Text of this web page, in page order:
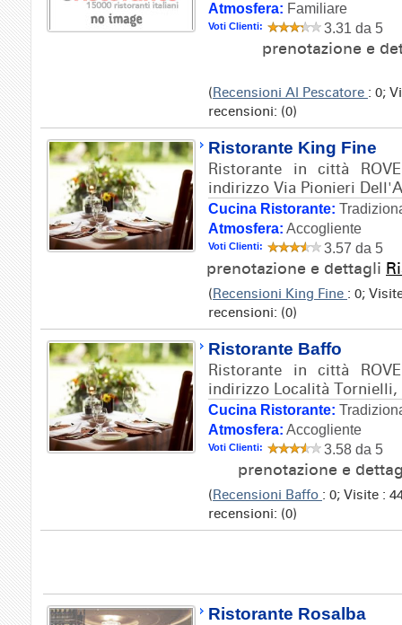
Atmosfera: Familiare
Voti Clienti: 3.31 da 5
prenotazione e
(Recensioni Al Pescatore : 0;
recensioni: (0)
Ristorante King Fine
Ristorante in città
indirizzo Via Pionieri
Cucina Ristorante:
Atmosfera: Accogliente
Voti Clienti: 3.57 da 5
prenotazione e dettagli
(Recensioni King Fine : 0;
recensioni: (0)
Ristorante Baffo
Ristorante in città
indirizzo Località Tornielli,
Cucina Ristorante:
Atmosfera: Accogliente
Voti Clienti: 3.58 da 5
prenotazione e
(Recensioni Baffo : 0; Visite :
recensioni: (0)
Ristorante Rosalba